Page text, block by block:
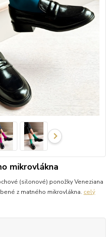
mikrovlákna
(silonové) ponožky Veneziana
z matného mikrovlákna. celý